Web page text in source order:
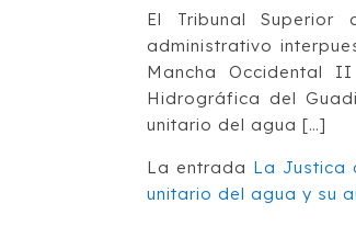
El Tribunal Superior
administrativo
Mancha Occidental
Hidrográfica del
unitario del agua […]
La entrada La Justica
unitario del agua y su